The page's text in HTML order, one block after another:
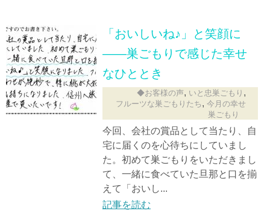
「おいしいね♪」と笑顔に
――巣ごもりで感じた幸せ
なひととき
◆お客様の声, いと忠巣ごもり ,
フルーツな巣ごもりたち , 今月の幸せ
巣ごもり
今回、会社の賞品として当たり、自
宅に届くのを心待ちにしていまし
た。初めて巣ごもりをいただきまし
て、一緒に食べていた旦那と口を揃
えて「おいし...
記事を読む